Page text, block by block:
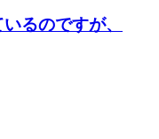
るのですが、